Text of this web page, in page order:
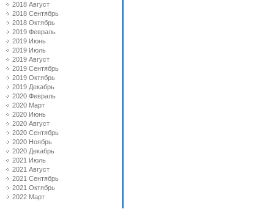
2018 Август
2018 Сентябрь
2018 Октябрь
2019 Февраль
2019 Июнь
2019 Июль
2019 Август
2019 Сентябрь
2019 Октябрь
2019 Декабрь
2020 Февраль
2020 Март
2020 Июнь
2020 Август
2020 Сентябрь
2020 Ноябрь
2020 Декабрь
2021 Июль
2021 Август
2021 Сентябрь
2021 Октябрь
2022 Март